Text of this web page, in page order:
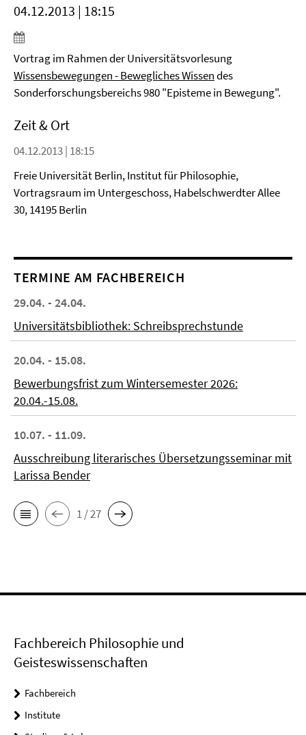
04.12.2013 | 18:15
Vortrag im Rahmen der Universitätsvorlesung
Wissensbewegungen - Bewegliches Wissendes
Sonderforschungsbereichs 980 "Episteme in Bewegung".
Zeit & Ort
04.12.2013 | 18:15
Freie Universität Berlin, Institut für Philosophie,
Vortragsraum im Untergeschoss, Habelschwerdter Allee
30, 14195 Berlin
TERMINE AM FACHBEREICH
29.04. - 24.04.
Universitätsbibliothek: Schreibsprechstunde
20.04. - 15.08.
Bewerbungsfrist zum Wintersemester 2026:
20.04.-15.08.
10.07. - 11.09.
Ausschreibung literarisches Übersetzungsseminar mit
Larissa Bender
1 / 27
Fachbereich Philosophie und
Geisteswissenschaften
Fachbereich
Institute